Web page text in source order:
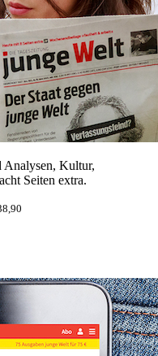
Analysen, Kultur,
Seiten extra.